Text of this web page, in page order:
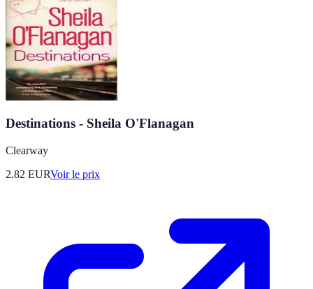
Destinations - Sheila O'Flanagan
Clearway
2.82 EURVoir le prix